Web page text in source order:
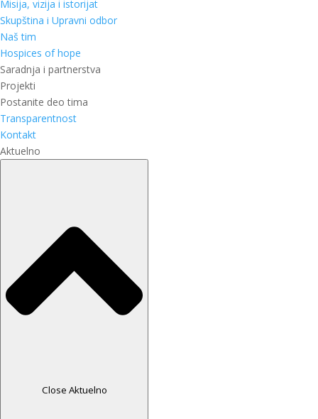
Misija, vizija i istorijat
Skupština i Upravni odbor
Naš tim
Hospices of hope
Saradnja i partnerstva
Projekti
Postanite deo tima
Transparentnost
Kontakt
Aktuelno
Close Aktuelno